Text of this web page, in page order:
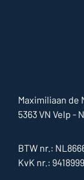
Maximiliaan de
5363 VN Velp -
BTW nr.:
KvK nr.: